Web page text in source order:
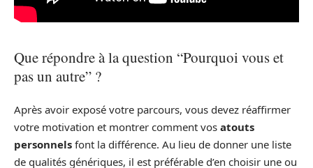
Que répondre à la question “Pourquoi vous et
pas un autre” ?
Après avoir exposé votre parcours, vous devez réaffirmer
votre motivation et montrer comment vos atouts
personnels font la différence. Au lieu de donner une liste
de qualités génériques, il est préférable d’en choisir une ou